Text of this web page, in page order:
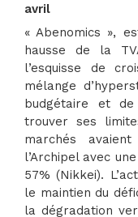
avril
« Abenomics »,
hausse de la
l’esquisse de
mélange
budgétaire et
trouver ses
marchés
l’Archipel avec
57% (Nikkei).
le maintien du
la dégradation